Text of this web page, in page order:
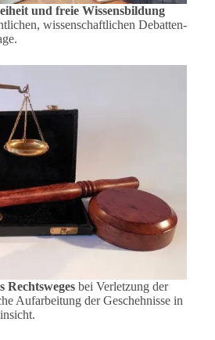
und freie Wissensbildung
wissenschaftlichen Debatten-
Rechtsweges bei Verletzung der
Aufarbeitung der Geschehnisse in